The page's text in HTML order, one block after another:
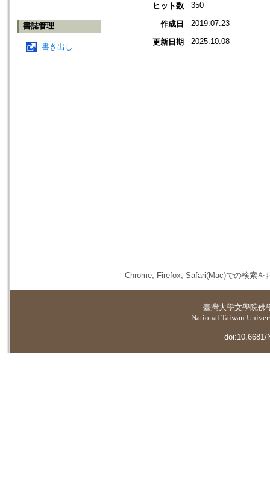
書誌管理
書き出し
ヒット数
350
作成日 2019.07.23
更新日期 2025.10.08
Chrome, Firefox, Safari(Mac)での検索を
臺灣大學文學院佛
National Taiwan
doi:10.6681/